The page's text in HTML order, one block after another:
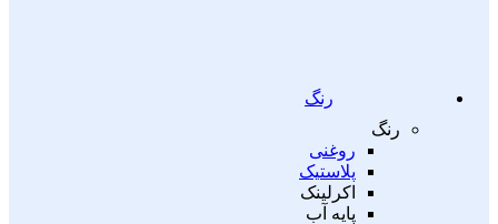
رنگ
رنگ
روغنی
پلاستیک
اکرلینک
پایه آب